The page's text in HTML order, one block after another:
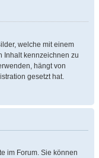
welche mit einem
Inhalt kennzeichnen zu
hängt von
gesetzt hat.
im Forum. Sie können